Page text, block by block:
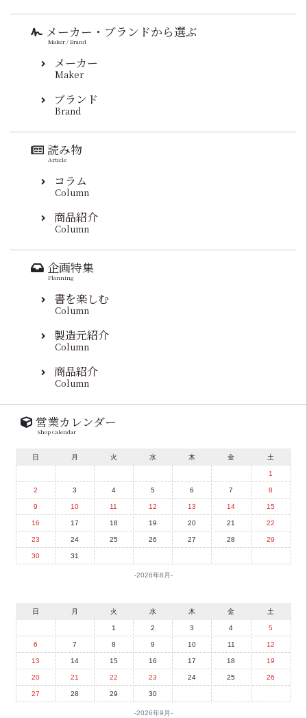
メーカー・ブランドから選ぶ
Maker / Brand
メーカー
Maker
ブランド
Brand
読み物
Article
コラム
Column
商品紹介
Column
企画特集
Planning
書を楽しむ
Column
製造元紹介
Column
商品紹介
Column
営業カレンダー
Shop Calendar
2026年8月
日 月 火 水 木 金 土
1
2 3 4 5 6 7 8
9 10 11 12 13 14 15
16 17 18 19 20 21 22
23 24 25 26 27 28 29
30 31
2026年9月
日 月 火 水 木 金 土
1 2 3 4 5
6 7 8 9 10 11 12
13 14 15 16 17 18 19
20 21 22 23 24 25 26
27 28 29 30